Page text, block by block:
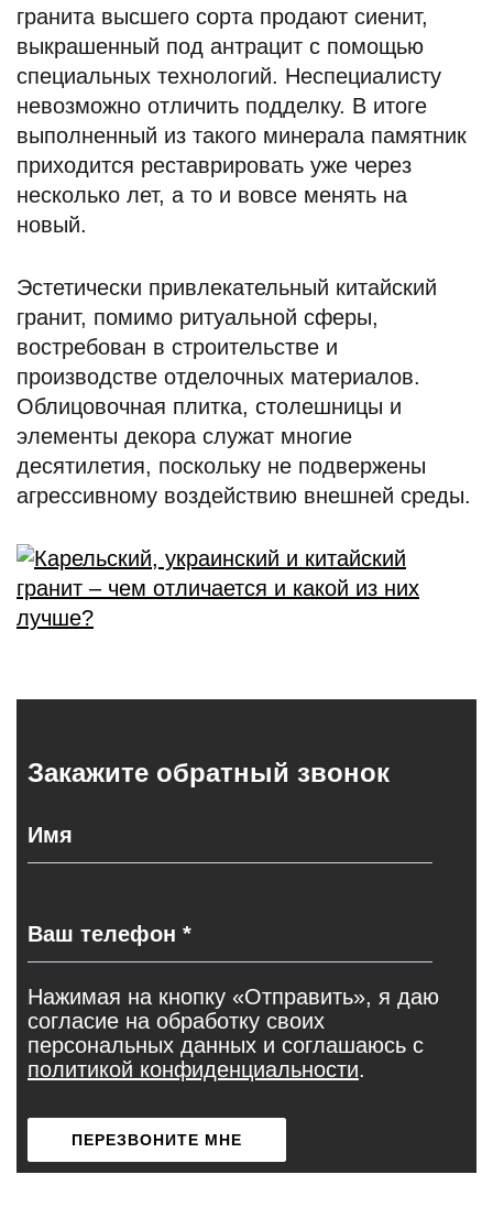
гранита высшего сорта продают сиенит,
выкрашенный под антрацит с помощью
специальных технологий. Неспециалисту
невозможно отличить подделку. В итоге
выполненный из такого минерала памятник
приходится реставрировать уже через
несколько лет, а то и вовсе менять на
новый.
Эстетически привлекательный китайский
гранит, помимо ритуальной сферы,
востребован в строительстве и
производстве отделочных материалов.
Облицовочная плитка, столешницы и
элементы декора служат многие
десятилетия, поскольку не подвержены
агрессивному воздействию внешней среды.
Закажите обратный звонок
Нажимая на кнопку «Отправить», я даю
согласие на обработку своих
персональных данных и соглашаюсь с
политикой конфиденциальности.